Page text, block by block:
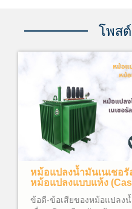
โพส
หม้อแปลงน้ำมันเนเช
หม้อแปลงแบบแห้ง
ข้อดี-ข้อเสียของหม้อแปลง